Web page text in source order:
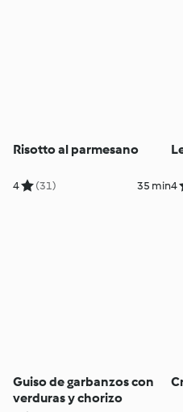
Risotto al parmesano
4 (31) 35 min4
Guiso de garbanzos con
verduras y chorizo